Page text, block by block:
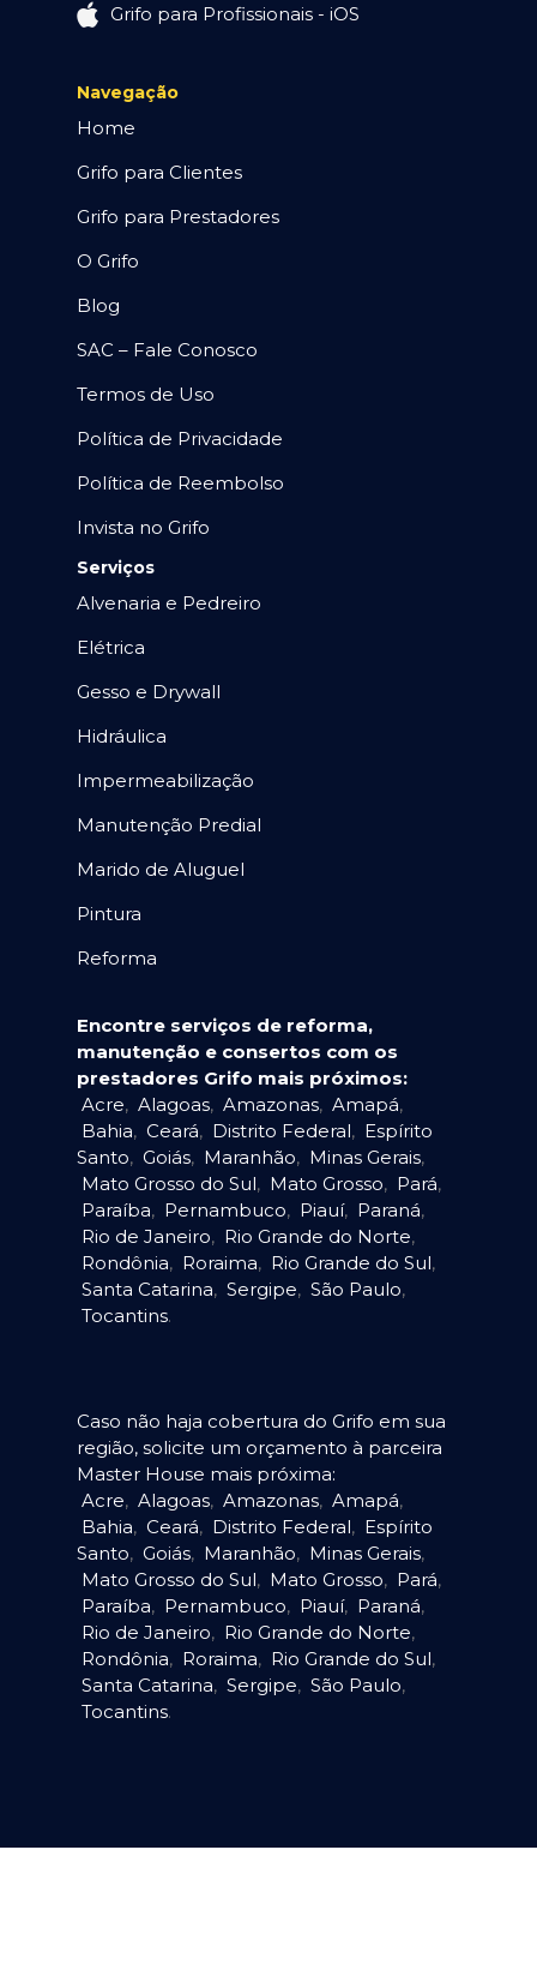
Grifo para Profissionais - iOS
Navegação
Home
Grifo para Clientes
Grifo para Prestadores
O Grifo
Blog
SAC – Fale Conosco
Termos de Uso
Política de Privacidade
Política de Reembolso
Invista no Grifo
Serviços
Alvenaria e Pedreiro
Elétrica
Gesso e Drywall
Hidráulica
Impermeabilização
Manutenção Predial
Marido de Aluguel
Pintura
Reforma
Encontre serviços de reforma,
manutenção e consertos com os
prestadores Grifo mais próximos:
Acre, Alagoas, Amazonas, Amapá,
Bahia, Ceará, Distrito Federal, Espírito
Santo, Goiás, Maranhão, Minas Gerais,
Mato Grosso do Sul, Mato Grosso, Pará,
Paraíba, Pernambuco, Piauí, Paraná,
Rio de Janeiro, Rio Grande do Norte,
Rondônia, Roraima, Rio Grande do Sul,
Santa Catarina, Sergipe, São Paulo,
Tocantins.
Caso não haja cobertura do Grifo em sua
região, solicite um orçamento à parceira
Master House mais próxima:
Acre, Alagoas, Amazonas, Amapá,
Bahia, Ceará, Distrito Federal, Espírito
Santo, Goiás, Maranhão, Minas Gerais,
Mato Grosso do Sul, Mato Grosso, Pará,
Paraíba, Pernambuco, Piauí, Paraná,
Rio de Janeiro, Rio Grande do Norte,
Rondônia, Roraima, Rio Grande do Sul,
Santa Catarina, Sergipe, São Paulo,
Tocantins.